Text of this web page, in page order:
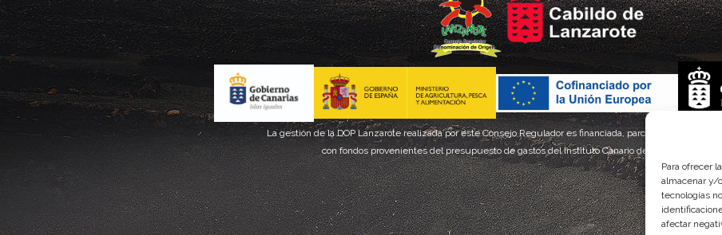
Para ofrecer
almacenar y/
tecnologías
afectar
La gestión de la DOP Lanzarote realizada por este Consejo Regulador es financiada, parcialmente, por el
con fondos provenientes del presupuesto de gastos del Instituto Canario de Calidad